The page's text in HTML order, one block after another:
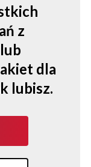
z
dla
lubisz.